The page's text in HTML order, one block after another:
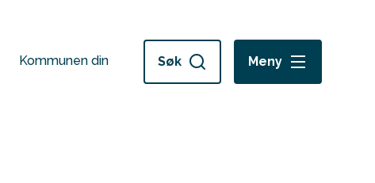
Kommunen din Søk Meny